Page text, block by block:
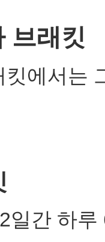
브래킷
에서는
일간 하